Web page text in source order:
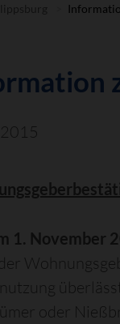
1. November
oder